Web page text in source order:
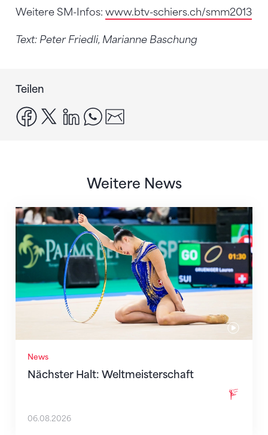
Weitere SM-Infos: www.btv-schiers.ch/smm2013
Text: Peter Friedli, Marianne Baschung
Teilen
facebook
x linkedinwhatsapp
Weitere News
News
Nächster Halt: Weltmeisterschaft
Nächster Halt: Weltmeisterschaft
06.08.2026